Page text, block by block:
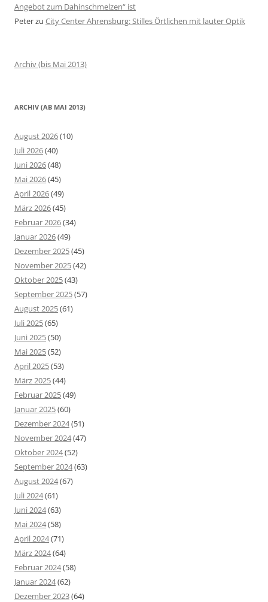
Angebot zum Dahinschmelzen“ ist
Peterzu City Center Ahrensburg: Stilles Örtlichen mit lauter Optik
Archiv (bis Mai 2013)
ARCHIV (AB MAI 2013)
August 2026(10)
Juli 2026(40)
Juni 2026(48)
Mai 2026(45)
April 2026(49)
März 2026(45)
Februar 2026(34)
Januar 2026(49)
Dezember 2025(45)
November 2025(42)
Oktober 2025(43)
September 2025(57)
August 2025(61)
Juli 2025(65)
Juni 2025(50)
Mai 2025(52)
April 2025(53)
März 2025(44)
Februar 2025(49)
Januar 2025(60)
Dezember 2024(51)
November 2024(47)
Oktober 2024(52)
September 2024(63)
August 2024(67)
Juli 2024(61)
Juni 2024(63)
Mai 2024(58)
April 2024(71)
März 2024(64)
Februar 2024(58)
Januar 2024(62)
Dezember 2023(64)